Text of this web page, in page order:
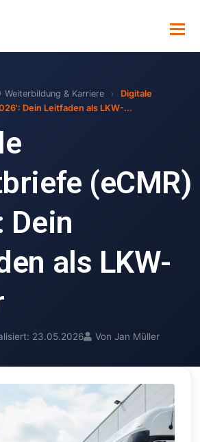
Weiterbildung & Karriere ›
Digitale
Dein Leitfaden als LKW-...
(eCMR)
Dein
als LKW-
23.05.2026 Von Jan Müller